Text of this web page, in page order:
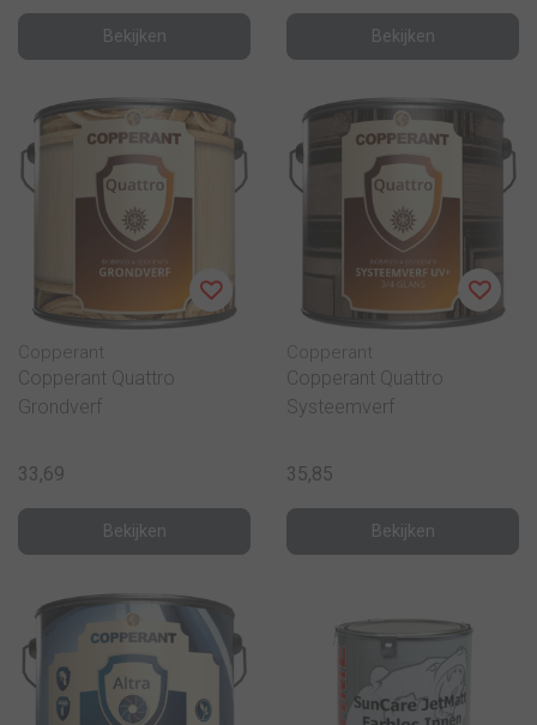
Bekijken Bekijken
Copperant
Copperant Quattro
Grondverf
33,69
Bekijken
Copperant
Copperant Quattro
Systeemverf
35,85
Bekijken